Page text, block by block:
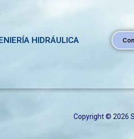
HIDRÁULICA
Copyright © 2026